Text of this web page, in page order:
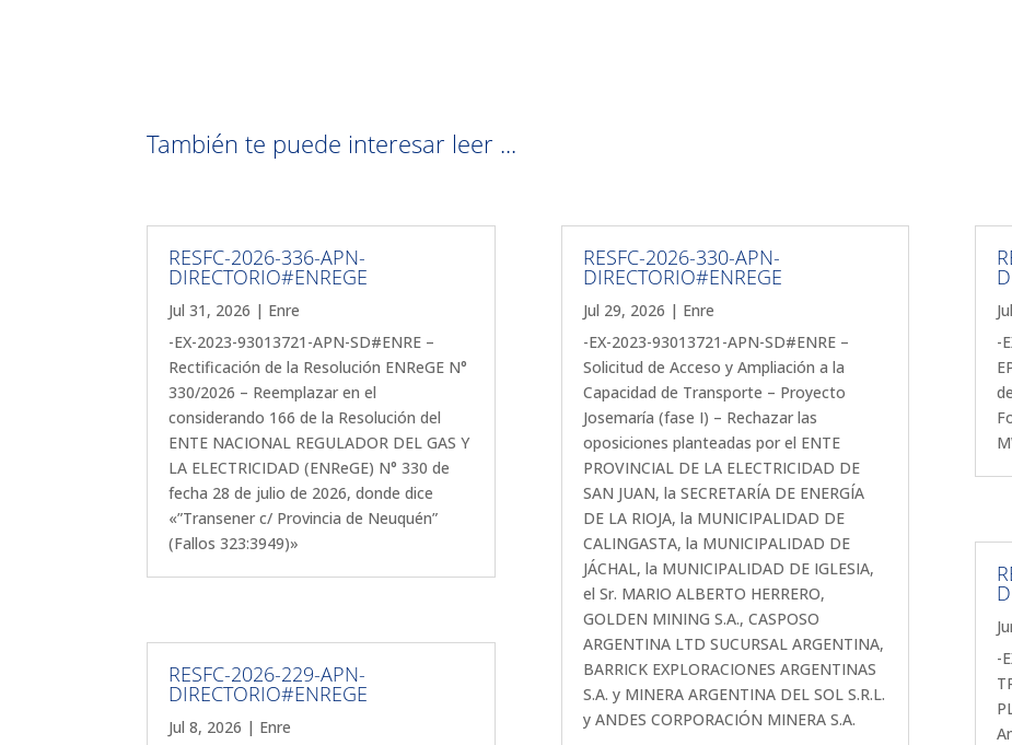
También te puede interesar leer ...
RESFC-2026-336-APN-
DIRECTORIO#ENREGE
Jul 31, 2026 | Enre
-EX-2023-93013721-APN-SD#ENRE –
Rectificación de la Resolución ENReGE N°
330/2026 – Reemplazar en el
considerando 166 de la Resolución del
ENTE NACIONAL REGULADOR DEL GAS Y
LA ELECTRICIDAD (ENReGE) N° 330 de
fecha 28 de julio de 2026, donde dice
«”Transener c/ Provincia de Neuquén”
(Fallos 323:3949)»
RESFC-2026-229-APN-
DIRECTORIO#ENREGE
Jul 8, 2026 | Enre
RESFC-2026-330-APN-
DIRECTORIO#ENREGE
Jul 29, 2026 | Enre
-EX-2023-93013721-APN-SD#ENRE –
Solicitud de Acceso y Ampliación a la
Capacidad de Transporte – Proyecto
Josemaría (fase I) – Rechazar las
oposiciones planteadas por el ENTE
PROVINCIAL DE LA ELECTRICIDAD DE
SAN JUAN, la SECRETARÍA DE ENERGÍA
DE LA RIOJA, la MUNICIPALIDAD DE
CALINGASTA, la MUNICIPALIDAD DE
JÁCHAL, la MUNICIPALIDAD DE IGLESIA,
el Sr. MARIO ALBERTO HERRERO,
GOLDEN MINING S.A., CASPOSO
ARGENTINA LTD SUCURSAL ARGENTINA,
BARRICK EXPLORACIONES ARGENTINAS
S.A. y MINERA ARGENTINA DEL SOL S.R.L.
y ANDES CORPORACIÓN MINERA S.A.
-
-